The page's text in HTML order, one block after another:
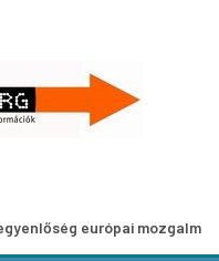
erősítésére